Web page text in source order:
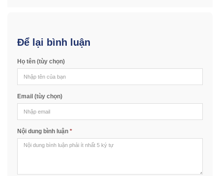
Để lại bình luận
Họ tên (tùy chọn)
Email (tùy chọn)
Nội dung bình luận *